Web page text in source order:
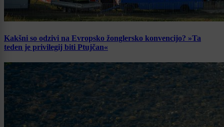
Kakšni so odzivi na Evropsko žonglersko konvencijo? »Ta
teden je privilegij biti Ptujčan«